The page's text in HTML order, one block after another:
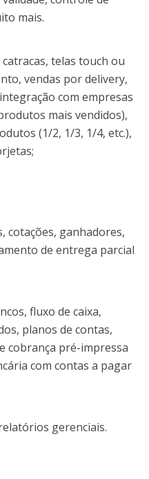
mais.
telas touch ou
vendas por delivery,
com empresas
mais vendidos),
(1/2, 1/3, 1/4, etc.),
cotações, ganhadores,
de entrega parcial
fluxo de caixa,
planos de contas,
cobrança pré-impressa
com contas a pagar
gerenciais.